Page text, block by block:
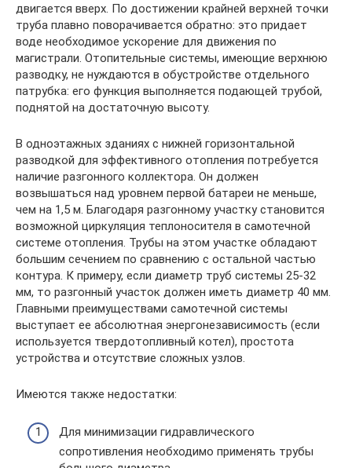
двигается вверх. По достижении крайней верхней точки
труба плавно поворачивается обратно: это придает
воде необходимое ускорение для движения по
магистрали. Отопительные системы, имеющие верхнюю
разводку, не нуждаются в обустройстве отдельного
патрубка: его функция выполняется подающей трубой,
поднятой на достаточную высоту.
В одноэтажных зданиях с нижней горизонтальной
разводкой для эффективного отопления потребуется
наличие разгонного коллектора. Он должен
возвышаться над уровнем первой батареи не меньше,
чем на 1,5 м. Благодаря разгонному участку становится
возможной циркуляция теплоносителя в самотечной
системе отопления. Трубы на этом участке обладают
большим сечением по сравнению с остальной частью
контура. К примеру, если диаметр труб системы 25-32
мм, то разгонный участок должен иметь диаметр 40 мм.
Главными преимуществами самотечной системы
выступает ее абсолютная энергонезависимость (если
используется твердотопливный котел), простота
устройства и отсутствие сложных узлов.
Имеются также недостатки:
Для минимизации гидравлического
сопротивления необходимо применять трубы